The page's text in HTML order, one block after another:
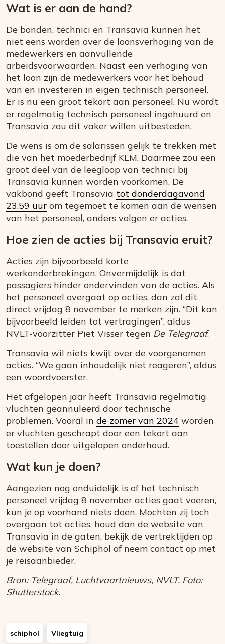
Wat is er aan de hand?
De bonden, technici en Transavia kunnen het
niet eens worden over de loonsverhoging van de
medewerkers en aanvullende
arbeidsvoorwaarden. Naast een verhoging van
het loon zijn de medewerkers voor het behoud
van en investeren in eigen technisch personeel.
Er is nu een groot tekort aan personeel. Nu wordt
er regelmatig technisch personeel ingehuurd en
Transavia zou dit vaker willen uitbesteden.
De wens is om de salarissen gelijk te trekken met
die van het moederbedrijf KLM. Daarmee zou een
groot deel van de leegloop van technici bij
Transavia kunnen worden voorkomen. De
vakbond geeft Transavia tot donderdagavond
23.59 uur om tegemoet te komen aan de wensen
van het personeel, anders volgen er acties.
Hoe zien de acties bij Transavia eruit?
Acties zijn bijvoorbeeld korte
werkonderbrekingen. Onvermijdelijk is dat
passagiers hinder ondervinden van de acties. Als
het personeel overgaat op acties, dan zal dit
direct vrijdag 8 november te merken zijn. “Dit kan
bijvoorbeeld leiden tot vertragingen”, aldus
NVLT-voorzitter Piet Visser tegen De Telegraaf.
Transavia wil niets kwijt over de voorgenomen
acties. “We gaan inhoudelijk niet reageren”, aldus
een woordvoerster.
Het afgelopen jaar heeft Transavia regelmatig
vluchten geannuleerd door technische
problemen. Vooral in de zomer van 2024 worden
er vluchten geschrapt door een tekort aan
toestellen door uitgelopen onderhoud.
Wat kun je doen?
Aangezien nog onduidelijk is of het technisch
personeel vrijdag 8 november acties gaat voeren,
kun je op voorhand niets doen. Mochten zij toch
overgaan tot acties, houd dan de website van
Transavia in de gaten, bekijk de vertrektijden op
de website van Schiphol of neem contact op met
je reisaanbieder.
Bron: Telegraaf, Luchtvaartnieuws, NVLT. Foto:
Shutterstock.
schiphol Vliegtuig